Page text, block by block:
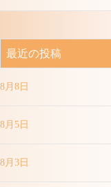
最近の投稿
8月8日
8月5日
8月3日